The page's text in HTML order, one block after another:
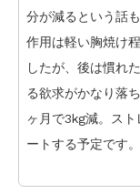
分が減るという話
作用は軽い胸焼け
したが、後は慣れ
る欲求がかなり落
ヶ月で3kg減。ス
ートする予定です。